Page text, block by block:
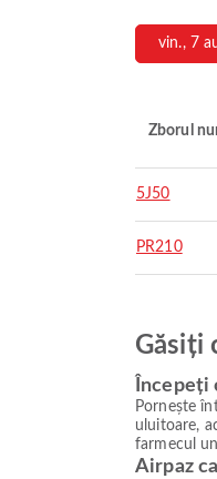
vin., 7
Zborul
5J50
PR210
Găsiți
Începeți
Pornește
uluitoare,
farmecul
Airpaz